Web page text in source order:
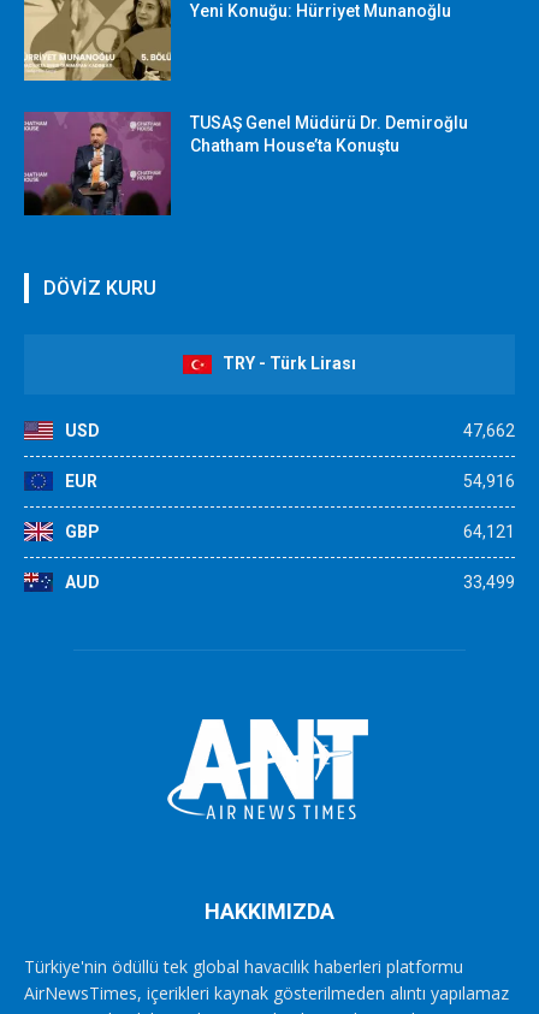
Yeni Konuğu: Hürriyet Munanoğlu
TUSAŞ Genel Müdürü Dr. Demiroğlu
Chatham House’ta Konuştu
DÖVİZ KURU
TRY - Türk Lirası
USD 47,662
EUR 54,916
GBP 64,121
AUD 33,499
HAKKIMIZDA
Türkiye'nin ödüllü tek global havacılık haberleri platformu
AirNewsTimes, içerikleri kaynak gösterilmeden alıntı yapılamaz